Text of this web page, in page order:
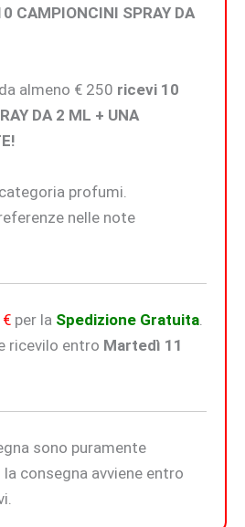
CAMPIONCINI SPRAY DA
almeno € 250 ricevi 10
DA 2 ML + UNA
profumi.
nelle note
€ per la Spedizione Gratuita.
ricevilo entro Martedì 11
sono puramente
consegna avviene entro